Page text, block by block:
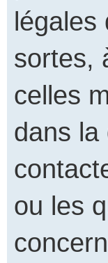
légales
sortes,
celles
dans la
ou les